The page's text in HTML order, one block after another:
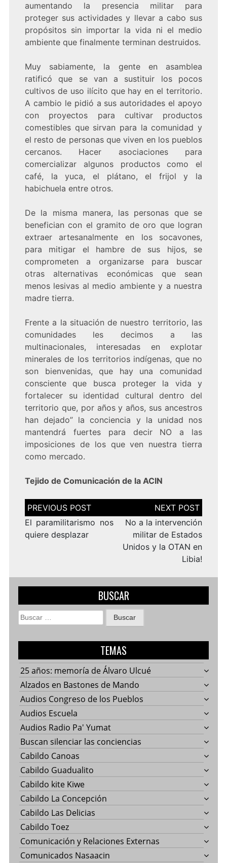
aumentando la presencia militar para
proteger sus actividades y llevar a cabo sus
propósitos sin importar la vida ni el medio
ambiente que finalmente terminan destruidos.
Muy sabiamente, la gente en asamblea
ratificó que se van a sustituir los pocos
cultivos de uso ilícito que hay en el territorio.
A cambio le pidió a sus autoridades el apoyo
con proyectos para cultivar productos
comestibles que sirvan para la comunidad y
el resto de personas que viven en los pueblos
cercanos. Hacer asociaciones para
comercializar algunos productos como el
café, la yuca, el plátano, el frijol y la
habichuela entre otros.
De la misma manera, las personas que se
benefician con el gramito de oro que logran
extraer artesanalmente en los socavones,
para mitigar el hambre de sus hijos, se
comprometen a organizarse para buscar
otras alternativas económicas que sean
menos lesivas al medio ambiente y a nuestra
madre tierra.
Frente a la situación de nuestro territorio, las
comunidades les decimos a las
multinacionales, interesadas en explotar
minerales de los territorios indígenas, que no
son bienvenidas, que hay una comunidad
consciente que busca proteger la vida y
fortalecer su identidad cultural dentro del
territorio que, por años y años, sus ancestros
han dejado” la conciencia y la unidad nos
mantendrá fuertes para decir NO a las
imposiciones de los que ven nuestra tierra
como mercado.
Tejido de Comunicación de la ACIN
Navegación
de
entradas
El paramilitarismo nos
quiere desplazar
No a la intervención
militar de Estados
Unidos y la OTAN en
Libia!
BUSCAR
Buscar:
TEMAS
25 años: memoría de Álvaro Ulcué
Alzados en Bastones de Mando
Audios Congreso de los Pueblos
Audios Escuela
Audios Radio Pa' Yumat
Buscan silenciar las conciencias
Cabildo Canoas
Cabildo Guadualito
Cabildo kite Kiwe
Cabildo La Concepción
Cabildo Las Delicias
Cabildo Toez
Comunicación y Relaciones Externas
Comunicados Nasaacin